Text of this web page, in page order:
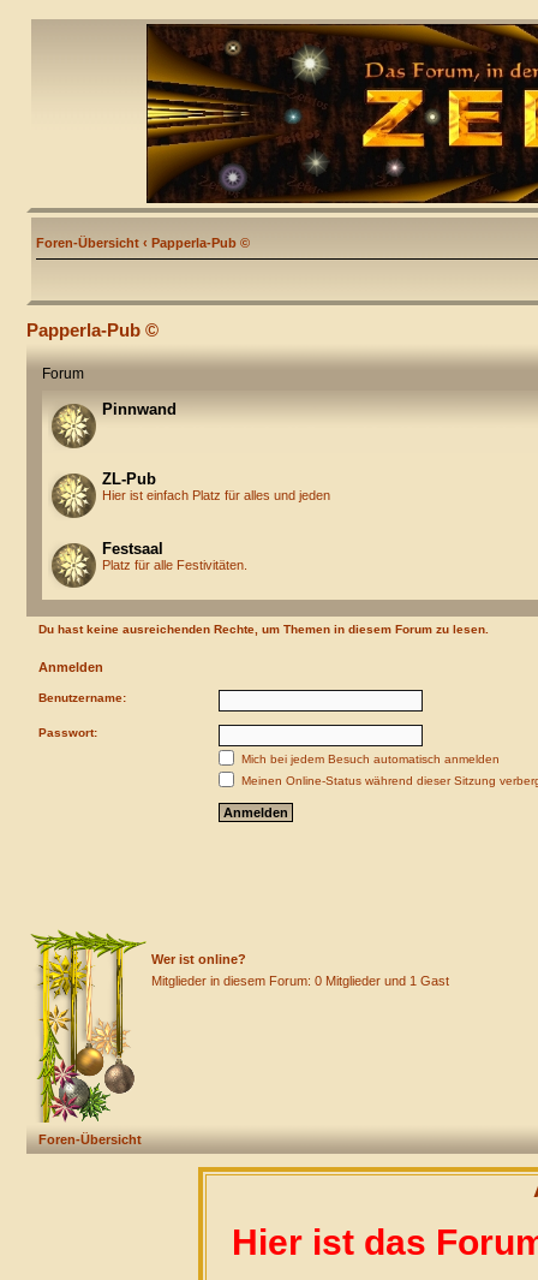
Foren-Übersicht ‹ Papperla-Pub ©
Papperla-Pub ©
Forum
Pinnwand
ZL-Pub
Hier ist einfach Platz für alles und jeden
Festsaal
Platz für alle Festivitäten.
Du hast keine ausreichenden Rechte, um Themen in diesem Forum zu lesen.
Anmelden
Benutzername:
Passwort:
Mich bei jedem Besuch automatisch anmelden
Meinen Online-Status während dieser Sitzung
Wer ist online?
Mitglieder in diesem Forum: 0 Mitglieder und 1 Gast
Foren-Übersicht
Hier ist das